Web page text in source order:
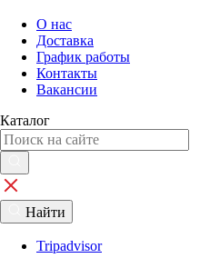
О нас
Доставка
График работы
Контакты
Вакансии
Каталог
Найти
Tripadvisor